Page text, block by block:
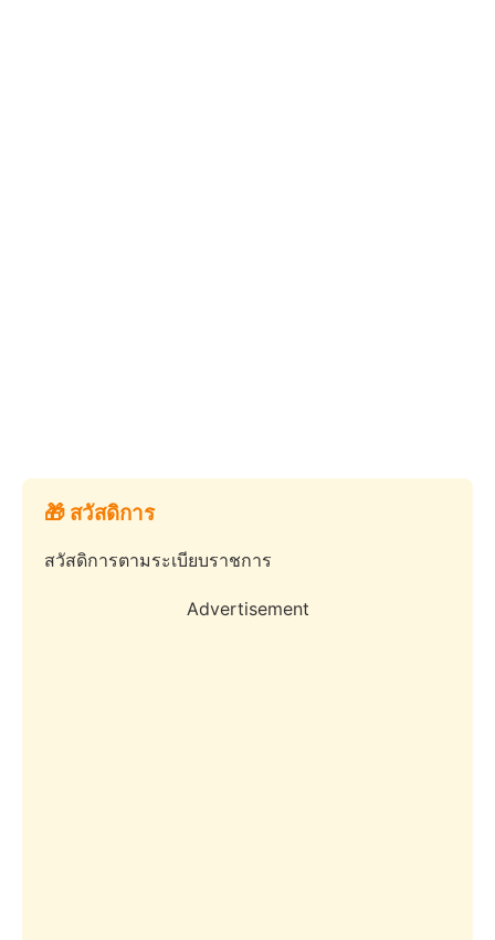
🎁 สวัสดิการ
สวัสดิการตามระเบียบราชการ
Advertisement